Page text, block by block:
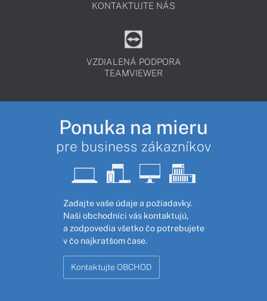
KONTAKTUJTE NÁS
VZDIALENÁ PODPORA
TEAMVIEWER
Ponuka na mieru
pre business zákazníkov
Zadajte vaše údaje a požiadavky.
Naši obchodníci vás kontaktujú,
a zodpovedia všetko čo potrebujete
v čo najkratšom čase.
Kontaktujte OBCHOD